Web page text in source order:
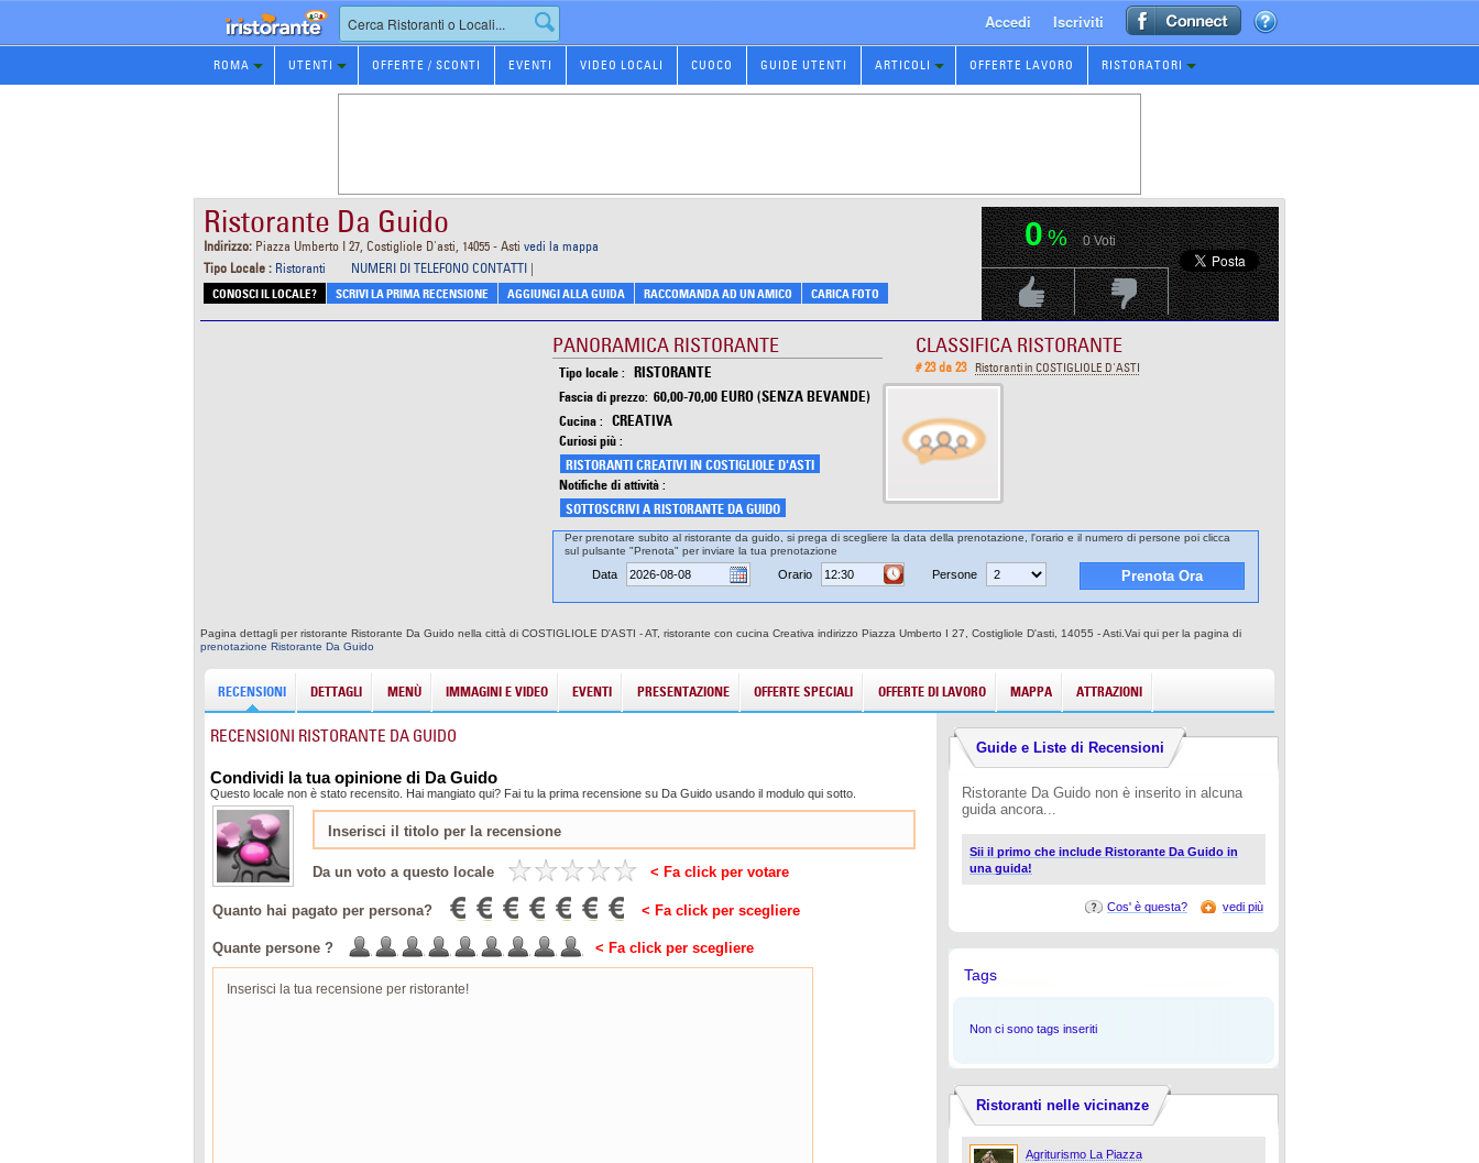
Prenotazione
Ristorante
Accedi Iscriviti
ROMA UTENTI OFFERTE / SCONTI EVENTI VIDEO LOCALI CUOCO GUIDE UTENTI ARTICOLI OFFERTE LAVORO RISTORATORI
Ristorante Da Guido
Indirizzo: Piazza Umberto I 27, Costigliole D'asti, 14055 - Asti vedi la mappa
Tipo Locale : Ristoranti NUMERI DI TELEFONO CONTATTI |
CONOSCI IL LOCALE? SCRIVI LA PRIMA RECENSIONE AGGIUNGI ALLA GUIDA RACCOMANDA AD UN AMICO CARICA FOTO
0% 0Voti
Voti PositivoVoti Negativo
PANORAMICA RISTORANTE
Tipo locale : RISTORANTE
Fascia di prezzo: 60,00-70,00 EURO (SENZA BEVANDE)
Cucina : CREATIVA
Curiosi più :
RISTORANTI CREATIVI IN COSTIGLIOLE D'ASTI
Notifiche di attività :
SOTTOSCRIVI A RISTORANTE DA GUIDO
CLASSIFICA RISTORANTE
# 23 da 23 Ristoranti in COSTIGLIOLE D'ASTI
Per prenotare subito al ristorante da guido, si prega di scegliere la data della prenotazione, l'orario e il numero di persone poi clicca
sul pulsante "Prenota" per inviare la tua prenotazione
Data Orario Persone
Pagina dettagli per ristorante Ristorante Da Guido nella città di COSTIGLIOLE D'ASTI - AT, ristorante con cucina Creativa indirizzo Piazza Umberto I 27, Costigliole D'asti, 14055 - Asti.Vai qui per la pagina di
prenotazione Ristorante Da Guido
RECENSIONI DETTAGLI MENÙ IMMAGINI E VIDEO EVENTI PRESENTAZIONE OFFERTE SPECIALI OFFERTE DI LAVORO MAPPA ATTRAZIONI
RECENSIONI RISTORANTE DA GUIDO
Condividi la tua opinione di Da Guido
Questo locale non è stato recensito. Hai mangiato qui? Fai tu la prima recensione su Da Guido usando il modulo qui sotto.
Da un voto a questo locale < Fa click per votare
Quanto hai pagato per persona? < Fa click per scegliere
Quante persone ? < Fa click per scegliere
Guide e Liste di Recensioni
Ristorante Da Guido non è inserito in alcuna
guida ancora...
Sii il primo che include Ristorante Da Guido in
una guida!
Cos' è questa? vedi più
Tags
Non ci sono tags inseriti
Ristoranti nelle vicinanze
Agriturismo La Piazza